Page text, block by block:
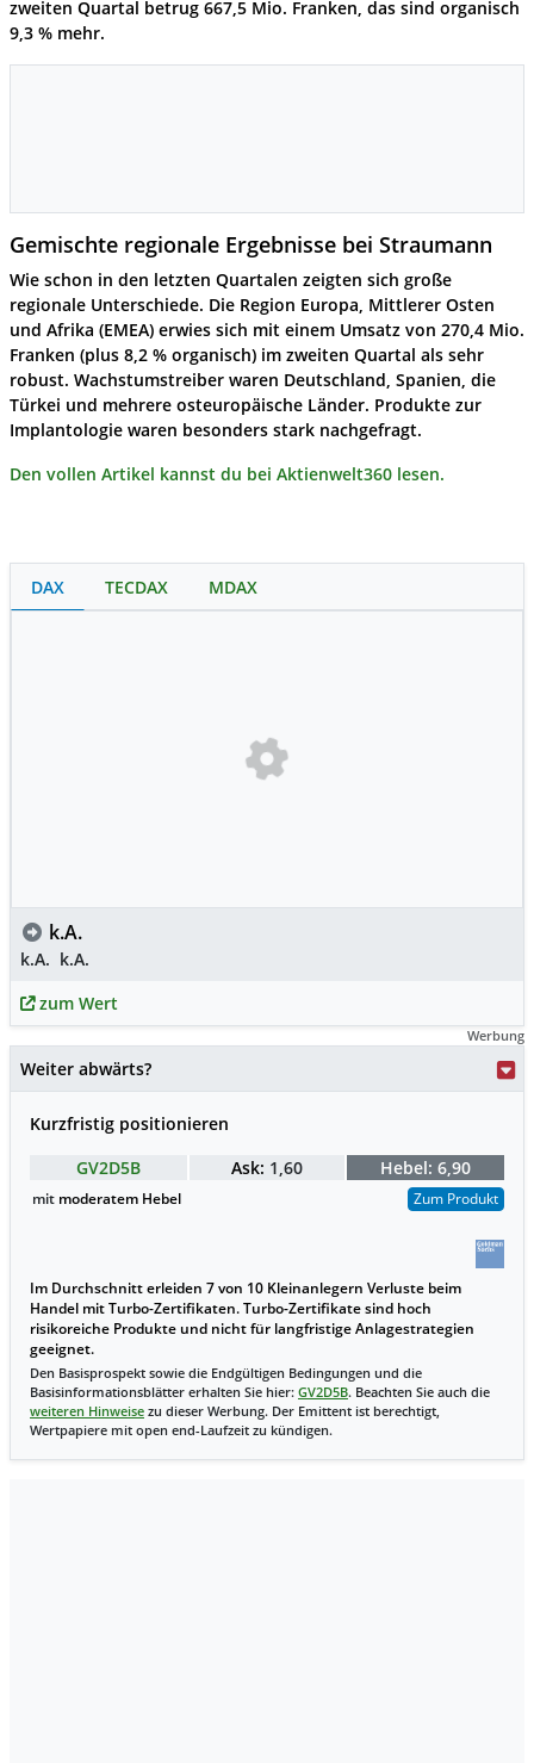
zweiten Quartal betrug 667,5 Mio. Franken, das sind organisch
9,3 % mehr.
Gemischte regionale Ergebnisse bei Straumann
Wie schon in den letzten Quartalen zeigten sich große
regionale Unterschiede. Die Region Europa, Mittlerer Osten
und Afrika (EMEA) erwies sich mit einem Umsatz von 270,4 Mio.
Franken (plus 8,2 % organisch) im zweiten Quartal als sehr
robust. Wachstumstreiber waren Deutschland, Spanien, die
Türkei und mehrere osteuropäische Länder. Produkte zur
Implantologie waren besonders stark nachgefragt.
Den vollen Artikel kannst du bei Aktienwelt360 lesen.
DAX TECDAX MDAX
k.A.
k.A. k.A.
zum Wert
Werbung
Weiter abwärts?
Kurzfristig positionieren
GV2D5B
Ask: 1,60 Hebel: 6,90
mit moderatem Hebel Zum Produkt
Im Durchschnitt erleiden 7 von 10 Kleinanlegern Verluste beim
Handel mit Turbo-Zertifikaten. Turbo-Zertifikate sind hoch
risikoreiche Produkte und nicht für langfristige Anlagestrategien
geeignet.
Den Basisprospekt sowie die Endgültigen Bedingungen und die
Basisinformationsblätter erhalten Sie hier: GV2D5B. Beachten Sie auch die
weiteren Hinweise zu dieser Werbung. Der Emittent ist berechtigt,
Wertpapiere mit open end-Laufzeit zu kündigen.